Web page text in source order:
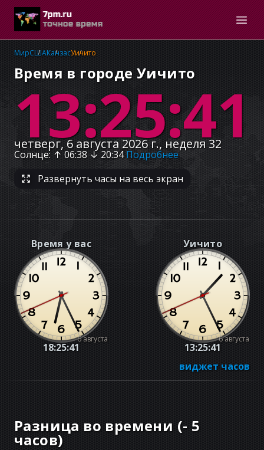
МирСШАКанзасУичито
Время в городе Уичито
13:25:42
четверг, 6 августа 2026 г., неделя 32
Солнце: ↑06:38↓ 20:34 Подробнее
Развернуть часы на весь экран
Время у вас
18:25:42
6 августа
Уичито
13:25:42
6 августа
виджет часов
Разница во времени (- 5
часов)